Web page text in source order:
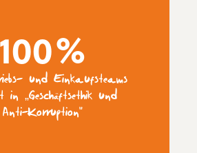
100%
und Einkaufsteams
in „Geschäftsethik und
Anti-Korruption“